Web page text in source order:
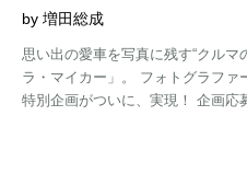
by 増田総成
思い出の愛車を写真に残す“クルマ
ラ・マイカー」。 フォトグラファ
特別企画がついに、実現！ 企画